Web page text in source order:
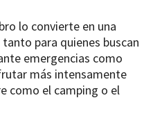
lo convierte en una
para quienes buscan
emergencias como
más intensamente
como el camping o el